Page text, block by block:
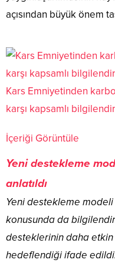
açısından büyük önem
Kars Emniyetinden
karşı kapsamlı
İçeriği Görüntüle
Yeni destekleme
anlatıldı
Yeni destekleme
konusunda da
desteklerinin daha etkin
hedeflendiği ifade